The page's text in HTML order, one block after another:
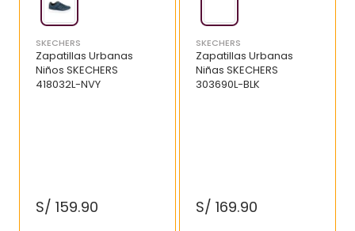
SKECHERS
Zapatillas Urbanas
Niños SKECHERS
418032L-NVY
S/ 159.90
SKECHERS
Zapatillas Urbanas
Niñas SKECHERS
303690L-BLK
S/ 169.90